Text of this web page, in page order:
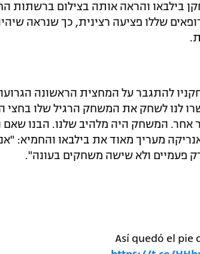
בילבאו והראה אותה בצילום ברשתות
שללו פציעה רצינית, כך שנראה
להתגבר על המחצית הראשונה
לנו לשחק את המשחק הרגיל שלו בחצי
אחר. המשחק היה מלהיב שלנו. הבנו
מעריך מאוד את בילבאו והחמיא:
פעמיים ולא שישה משחקים בעונה".
Así quedó el pie